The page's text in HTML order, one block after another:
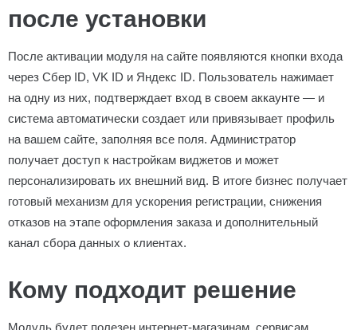
после установки
После активации модуля на сайте появляются кнопки входа
через Сбер ID, VK ID и Яндекс ID. Пользователь нажимает
на одну из них, подтверждает вход в своем аккаунте — и
система автоматически создает или привязывает профиль
на вашем сайте, заполняя все поля. Администратор
получает доступ к настройкам виджетов и может
персонализировать их внешний вид. В итоге бизнес получает
готовый механизм для ускорения регистрации, снижения
отказов на этапе оформления заказа и дополнительный
канал сбора данных о клиентах.
Кому подходит решение
Модуль будет полезен интернет-магазинам, сервисам